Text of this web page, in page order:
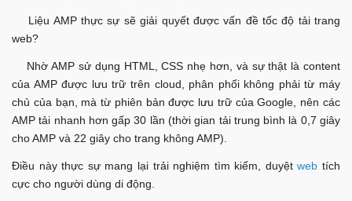
Liệu AMP thực sự sẽ giải quyết được vấn đề tốc độ tải trang
web?
Nhờ AMP sử dụng HTML, CSS nhẹ hơn, và sự thật là content
của AMP được lưu trữ trên cloud, phân phối không phải từ máy
chủ của bạn, mà từ phiên bản được lưu trữ của Google, nên các
AMP tải nhanh hơn gấp 30 lần (thời gian tải trung bình là 0,7 giây
cho AMP và 22 giây cho trang không AMP).
Điều này thực sự mang lại trải nghiệm tìm kiếm, duyệtwebtích
cực cho người dùng di động.